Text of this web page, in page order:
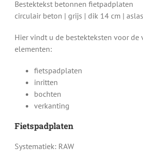
Bestektekst betonnen fietpadplaten
circulair beton | grijs | dik 14 cm |
Hier vindt u de bestekteksten voor de
elementen:
fietspadplaten
inritten
bochten
verkanting
Fietspadplaten
Systematiek: RAW